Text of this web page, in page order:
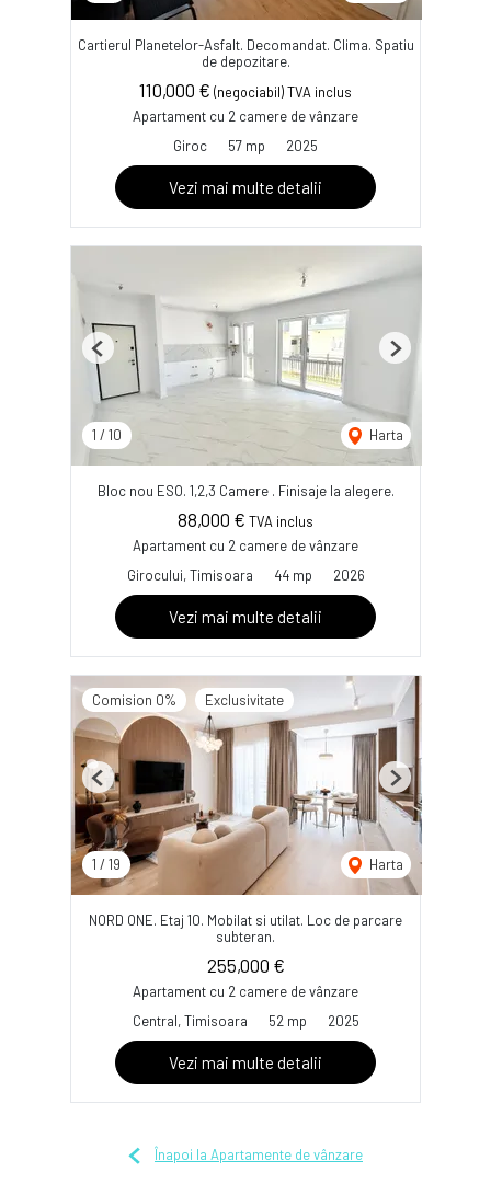
Cartierul Planetelor-Asfalt. Decomandat. Clima. Spatiu
de depozitare.
110,000 € (negociabil) TVA inclus
Apartament cu 2 camere de vânzare
Giroc
57 mp 2025
Vezi mai multe detalii
1 / 10 Harta
Previous Next
Bloc nou ESO. 1,2,3 Camere . Finisaje la alegere.
88,000 € TVA inclus
Apartament cu 2 camere de vânzare
Girocului, Timisoara
44 mp 2026
Vezi mai multe detalii
Comision 0% Exclusivitate
1 / 19 Harta
Previous Next
NORD ONE. Etaj 10. Mobilat si utilat. Loc de parcare
subteran.
255,000 €
Apartament cu 2 camere de vânzare
Central, Timisoara
52 mp 2025
Vezi mai multe detalii
Înapoi la Apartamente de vânzare